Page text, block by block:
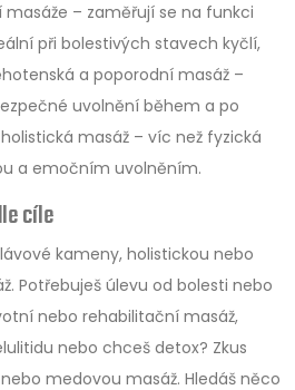
– zaměřují se na funkci
při bolestivých stavech kyčlí,
a poporodní masáž –
uvolnění během a po
masáž – víc než fyzická
a emočním uvolněním.
cíle
kameny, holistickou nebo
Potřebuješ úlevu od bolesti nebo
nebo rehabilitační masáž,
nebo chceš detox? Zkus
medovou masáž. Hledáš něco